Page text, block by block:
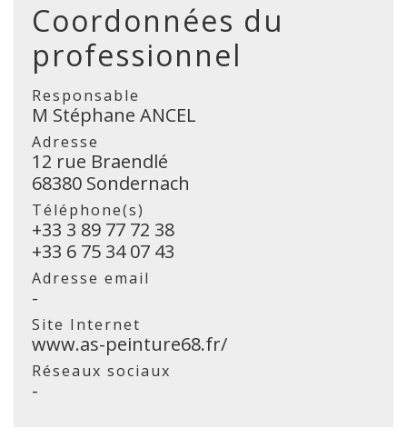
Coordonnées du
professionnel
Responsable
M Stéphane ANCEL
Adresse
12 rue Braendlé
68380 Sondernach
Téléphone(s)
+33 3 89 77 72 38
+33 6 75 34 07 43
Adresse email
-
Site Internet
www.as-peinture68.fr/
Réseaux sociaux
-